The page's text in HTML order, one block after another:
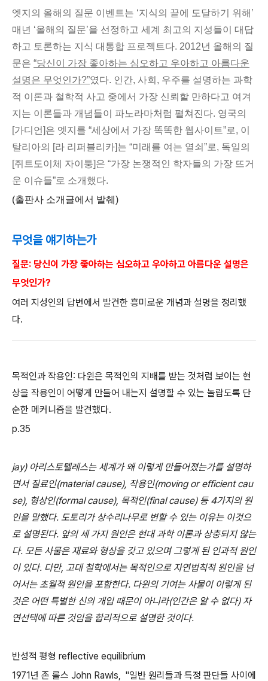
엣지의 올해의 질문 이벤트는 ‘지식의 끝에 도달하기 위해’
매년 ‘올해의 질문’을 선정하고 세계 최고의 지성들이 대답
하고 토론하는 지식 대통합 프로젝트다. 2012년 올해의 질
문은 “당신이 가장 좋아하는 심오하고 우아하고 아름다운
설명은 무엇인가?”였다. 인간, 사회, 우주를 설명하는 과학
적 이론과 철학적 사고 중에서 가장 신뢰할 만하다고 여겨
지는 이론들과 개념들이 파노라마처럼 펼쳐진다. 영국의
[가디언]은 엣지를 “세상에서 가장 똑똑한 웹사이트”로, 이
탈리아의 [라 리퍼블리카]는 “미래를 여는 열쇠”로, 독일의
[쥐트도이체 자이퉁]은 “가장 논쟁적인 학자들의 가장 뜨거
운 이슈들”로 소개했다.
(출판사 소개글에서 발췌)
무엇을 얘기하는가
질문: 당신이 가장 좋아하는 심오하고 우아하고 아름다운 설명은
무엇인가?
여러 지성인의 답변에서 발견한 흥미로운 개념과 설명을 정리했
다.
목적인과 작용인: 다윈은 목적인의 지배를 받는 것처럼 보이는 현
상을 작용인이 어떻게 만들어 내는지 설명할 수 있는 놀랍도록 단
순한 메커니즘을 발견했다.
p.35
jay) 아리스토텔레스는 세계가 왜 이렇게 만들어졌는가를 설명하
면서 질료인(material cause), 작용인(moving or efficient cau
se), 형상인(formal cause), 목적인(final cause) 등 4가지의 원
인을 말했다. 도토리가 상수리나무로 변할 수 있는 이유는 이것으
로 설명된다. 앞의 세 가지 원인은 현대 과학 이론과 상충되지 않는
다. 모든 사물은 재료와 형상을 갖고 있으며 그렇게 된 인과적 원인
이 있다. 다만, 고대 철학에서는 목적인으로 자연법칙적 원인을 넘
어서는 초월적 원인을 포함한다. 다윈의 기여는 사물이 이렇게 된
것은 어떤 특별한 신의 개입 때문이 아니라(인간은 알 수 없다) 자
연선택에 따른 것임을 합리적으로 설명한 것이다.
반성적 평형 reflective equilibrium
1971년 존 롤스 John Rawls, "일반 원리들과 특정 판단들 사이에